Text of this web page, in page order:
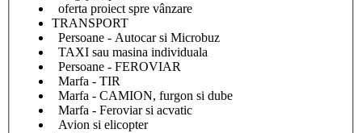
oferta proiect spre vânzare
TRANSPORT
Persoane - Autocar si Microbuz
TAXI sau masina individuala
Persoane - FEROVIAR
Marfa - TIR
Marfa - CAMION, furgon si dube
Marfa - Feroviar si acvatic
Avion si elicopter